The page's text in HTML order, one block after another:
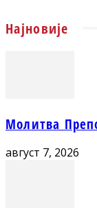
Најновије
Молитва
август 7, 2026